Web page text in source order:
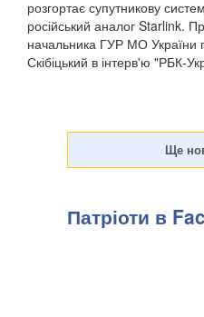
розгортає супутникову
російський аналог Starlink.
начальника ГУР МО
Скібіцький в інтерв'ю "РБК-
Патріоти в